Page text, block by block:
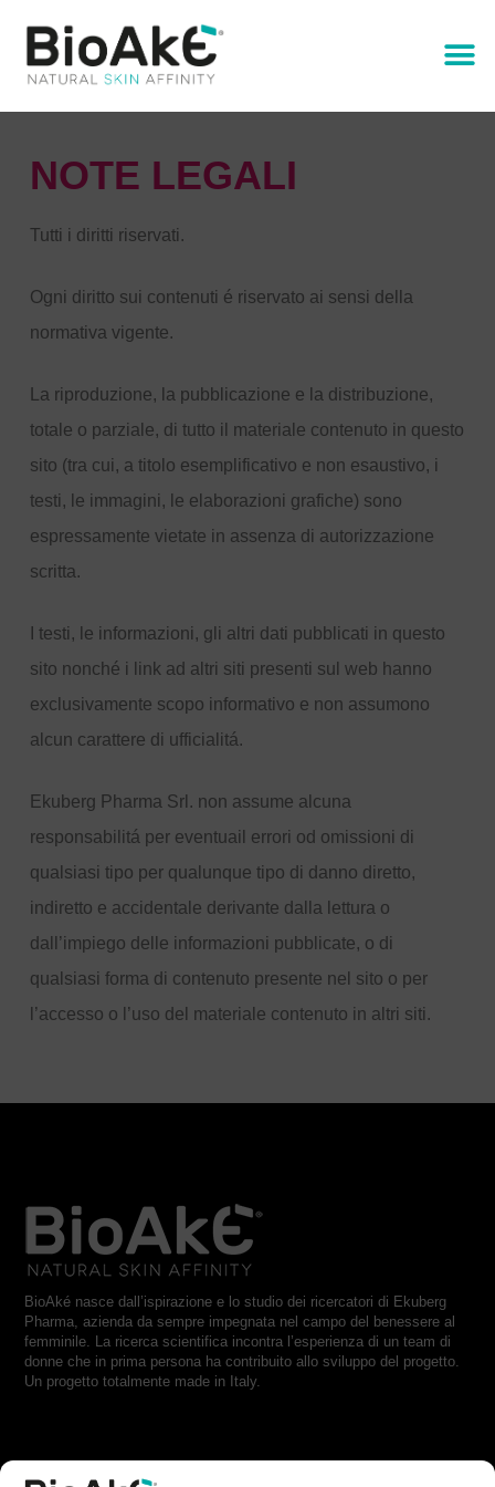
NOTE LEGALI
Tutti i diritti riservati.
Ogni diritto sui contenuti é riservato ai sensi della
normativa vigente.
La riproduzione, la pubblicazione e la distribuzione,
totale o parziale, di tutto il materiale contenuto in questo
sito (tra cui, a titolo esemplificativo e non esaustivo, i
testi, le immagini, le elaborazioni grafiche) sono
espressamente vietate in assenza di autorizzazione
scritta.
I testi, le informazioni, gli altri dati pubblicati in questo
sito nonché i link ad altri siti presenti sul web hanno
exclusivamente scopo informativo e non assumono
alcun carattere di ufficialitá.
Ekuberg Pharma Srl. non assume alcuna
responsabilitá per eventuail errori od omissioni di
qualsiasi tipo per qualunque tipo di danno diretto,
indiretto e accidentale derivante dalla lettura o
dall’impiego delle informazioni pubblicate, o di
qualsiasi forma di contenuto presente nel sito o per
l’accesso o l’uso del materiale contenuto in altri siti.
BioAké nasce dall’ispirazione e lo studio dei ricercatori di Ekuberg
Pharma, azienda da sempre impegnata nel campo del benessere al
femminile. La ricerca scientifica incontra l’esperienza di un team di
donne che in prima persona ha contribuito allo sviluppo del progetto.
Un progetto totalmente made in Italy.
RESTA IN CONTATTO CON NOI: